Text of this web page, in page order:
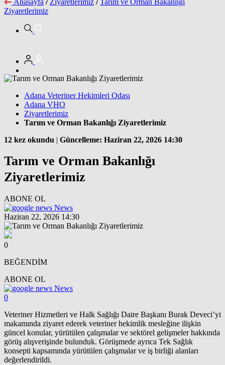
Ziyaretlerimiz
Adana Veteriner Hekimleri Odası
Adana VHO
Ziyaretlerimiz
Tarım ve Orman Bakanlığı Ziyaretlerimiz
12 kez okundu | Güncelleme: Haziran 22, 2026 14:30
Tarım ve Orman Bakanlığı
Ziyaretlerimiz
ABONE OL
News
Haziran 22, 2026 14:30
0
BEĞENDİM
ABONE OL
News
0
Veteriner Hizmetleri ve Halk Sağlığı Daire Başkanı Burak Deveci’yi
makamında ziyaret ederek veteriner hekimlik mesleğine ilişkin
güncel konular, yürütülen çalışmalar ve sektörel gelişmeler hakkında
görüş alışverişinde bulunduk. Görüşmede ayrıca Tek Sağlık
konsepti kapsamında yürütülen çalışmalar ve iş birliği alanları
değerlendirildi.